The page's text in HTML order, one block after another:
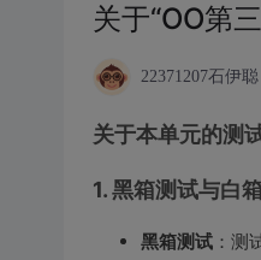
关于“OO第
22371207石伊聪
关于本单元的测
1. 黑箱测试与白
黑箱测试：测